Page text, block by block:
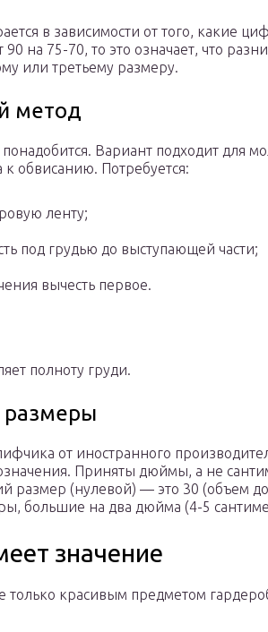
в зависимости от того, какие
на 75-70, то это означает, что
или третьему размеру.
метод
Вариант подходит для
обвисанию. Потребуется:
ленту;
под грудью до выступающей части;
вычесть первое.
полноту груди.
размеры
от иностранного
Приняты дюймы, а не
размер (нулевой) — это 30 (объем
большие на два дюйма (4-5
значение
только красивым предметом